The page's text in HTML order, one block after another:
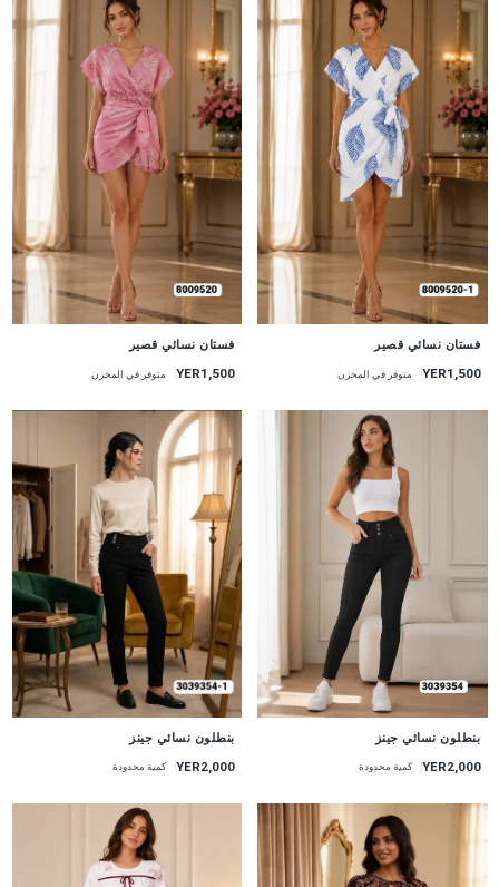
جديد
فستان نسائي قصير
YER1,500 متوفر في المخزن
جديد
فستان نسائي قصير
YER1,500 متوفر في المخزن
بنطلون نسائي جينز
YER2,000 كمية محدودة
بنطلون نسائي جينز
YER2,000 كمية محدودة